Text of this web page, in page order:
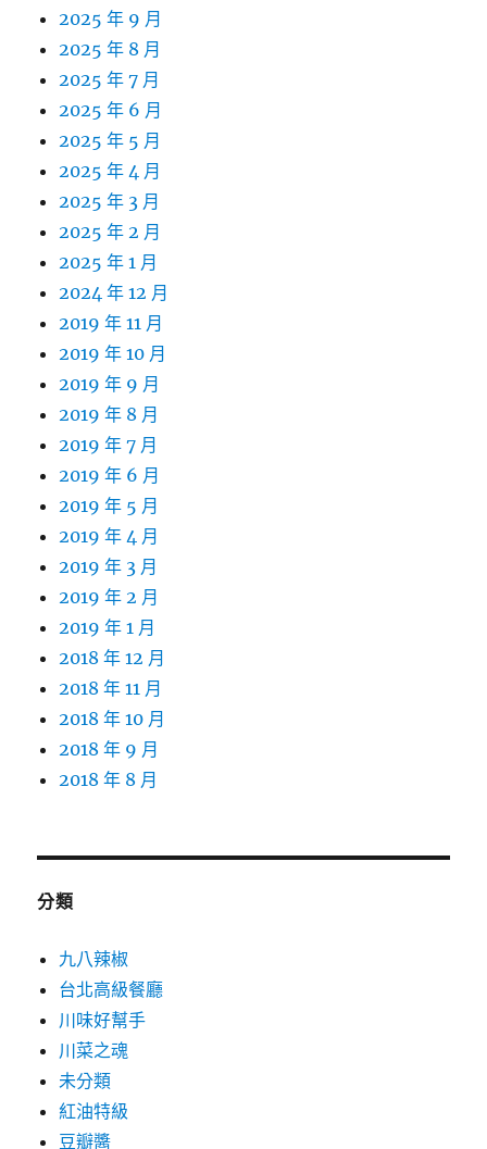
2025 年 9 月
2025 年 8 月
2025 年 7 月
2025 年 6 月
2025 年 5 月
2025 年 4 月
2025 年 3 月
2025 年 2 月
2025 年 1 月
2024 年 12 月
2019 年 11 月
2019 年 10 月
2019 年 9 月
2019 年 8 月
2019 年 7 月
2019 年 6 月
2019 年 5 月
2019 年 4 月
2019 年 3 月
2019 年 2 月
2019 年 1 月
2018 年 12 月
2018 年 11 月
2018 年 10 月
2018 年 9 月
2018 年 8 月
分類
九八辣椒
台北高級餐廳
川味好幫手
川菜之魂
未分類
紅油特級
豆瓣醬